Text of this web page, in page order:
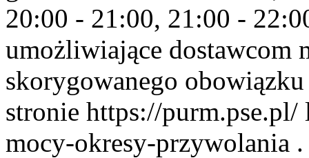
20:00 - 21:00, 21:00 -
umożliwiające dostawcom
skorygowanego
stronie https://
mocy-okresy-przywolania